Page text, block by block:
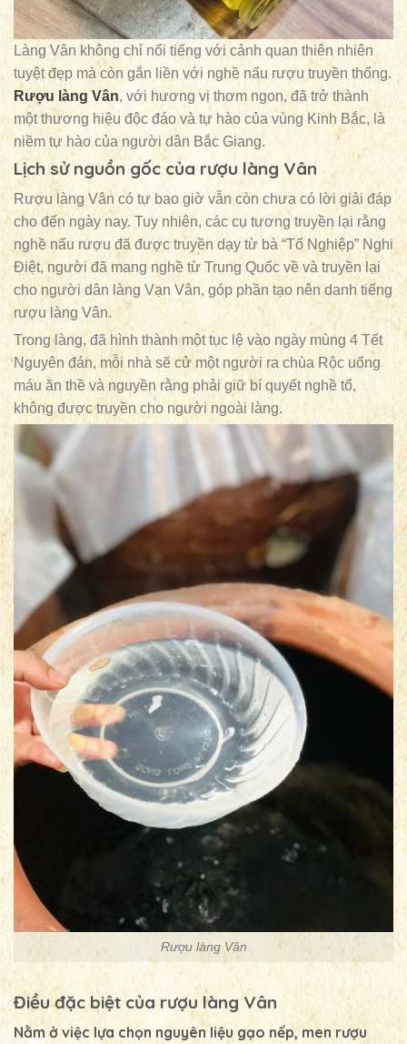
Làng Vân không chỉ nổi tiếng với cảnh quan thiên nhiên
tuyệt đẹp mà còn gắn liền với nghề nấu rượu truyền thống.
Rượu làng Vân, với hương vị thơm ngon, đã trở thành
một thương hiệu độc đáo và tự hào của vùng Kinh Bắc, là
niềm tự hào của người dân Bắc Giang.
Lịch sử nguồn gốc của rượu làng Vân
Rượu làng Vân có tự bao giờ vẫn còn chưa có lời giải đáp
cho đến ngày nay. Tuy nhiên, các cụ tương truyền lại rằng
nghề nấu rượu đã được truyền dạy từ bà “Tổ Nghiệp” Nghi
Điệt, người đã mang nghề từ Trung Quốc về và truyền lại
cho người dân làng Vạn Vân, góp phần tạo nên danh tiếng
rượu làng Vân.
Trong làng, đã hình thành một tục lệ vào ngày mùng 4 Tết
Nguyên đán, mỗi nhà sẽ cử một người ra chùa Rộc uống
máu ăn thề và nguyền rằng phải giữ bí quyết nghề tổ,
không được truyền cho người ngoài làng.
Rượu làng Vân
Điều đặc biệt của rượu làng Vân
Nằm ở việc lựa chọn nguyên liệu gạo nếp, men rượu